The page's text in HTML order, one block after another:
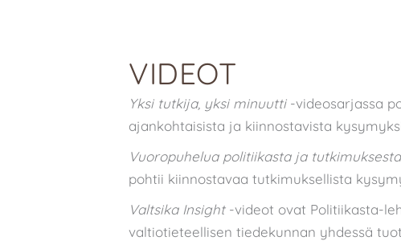
VIDEOT
Yksi tutkija, yksi minuutti-videosarjassa
ajankohtaisista ja kiinnostavista
Vuoropuhelua politiikasta ja tutkimuksesta
pohtii kiinnostavaa tutkimuksellista
Valtsika Insight-videot ovat Politiikasta-
valtiotieteellisen tiedekunnan yhdessä